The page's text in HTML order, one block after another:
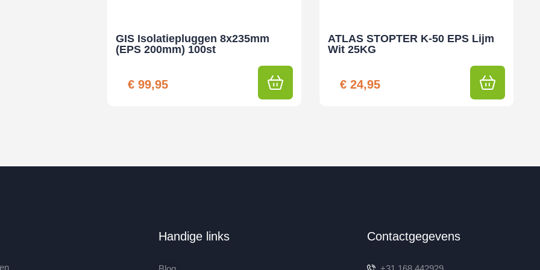
GIS Isolatiepluggen 8x235mm
(EPS 200mm) 100st
€ 99,95
ATLAS STOPTER K-50 EPS Lijm
Wit 25KG
€ 24,95
Handige links Contactgegevens